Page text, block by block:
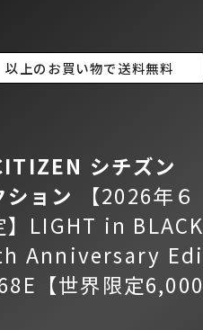
上のお買い物で送料無料
シチズン
ョン
【2026年６
】LIGHT in BLACK
Anniversary Edi
【世界限定6,000